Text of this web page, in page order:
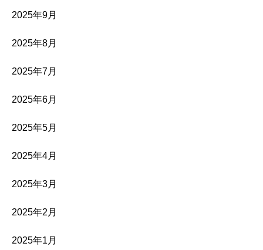
2025年9月
2025年8月
2025年7月
2025年6月
2025年5月
2025年4月
2025年3月
2025年2月
2025年1月